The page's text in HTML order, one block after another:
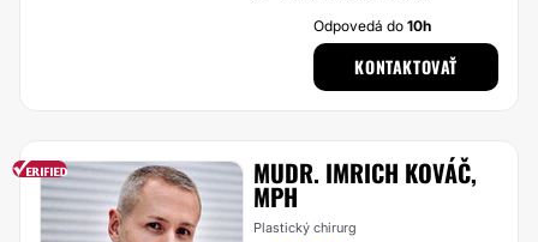
Odpovedá do10h
KONTAKTOVAŤ
MUDR. IMRICH KOVÁČ,
MPH
Plastický chirurg